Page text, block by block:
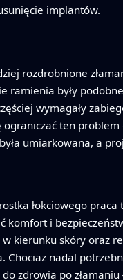
implantów.
rozdrobnione
były
wymagały
ograniczać ten
umiarkowana, a
łokciowego
komfort i
kierunku skóry oraz
Chociaż nadal
zdrowia po